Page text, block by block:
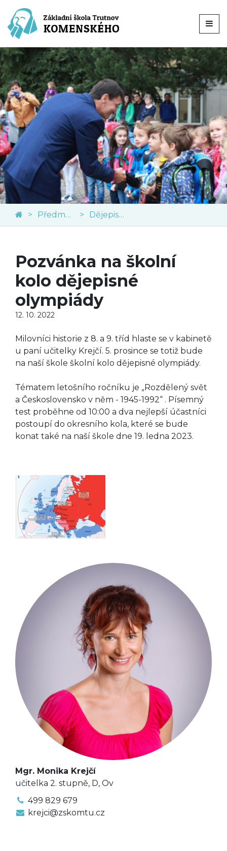
Předměty Dějepis a občanská výchova
Pozvánka na školní
kolo dějepisné
olympiády
12. 10. 2022
Milovníci historie z 8. a 9. tříd hlaste se v kabinetě
u paní učitelky Krejčí. 5. prosince se totiž bude
na naší škole školní kolo dějepisné olympiády.
Tématem letošního ročníku je „Rozdělený svět
a Československo v něm - 1945-1992“ . Písemný
test proběhne od 10:00 a dva nejlepší účastníci
postoupí do okresního kola, které se bude
konat také na naší škole dne 19. ledna 2023.
Mgr. Monika Krejčí
učitelka 2. stupně, D, Ov
499 829 679
krejci@zskomtu.cz